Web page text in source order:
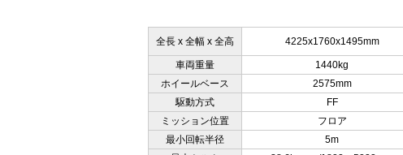
全長 x 全幅 x 全高 4225x1760x1495mm
車両重量 1440kg
ホイールベース
2575mm
駆動方式
FF
ミッション位置
フロア
最小回転半径
5m